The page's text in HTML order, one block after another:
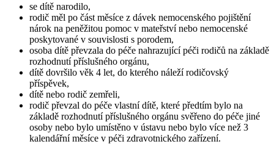
se dítě narodilo,
rodič měl po část měsíce z dávek nemocenského pojištění
nárok na peněžitou pomoc v mateřství nebo nemocenské
poskytované v souvislosti s porodem,
osoba dítě převzala do péče nahrazující péči rodičů na základě
rozhodnutí příslušného orgánu,
dítě dovršilo věk 4 let, do kterého náleží rodičovský
příspěvek,
dítě nebo rodič zemřeli,
rodič převzal do péče vlastní dítě, které předtím bylo na
základě rozhodnutí příslušného orgánu svěřeno do péče jiné
osoby nebo bylo umístěno v ústavu nebo bylo více než 3
kalendářní měsíce v péči zdravotnického zařízení.